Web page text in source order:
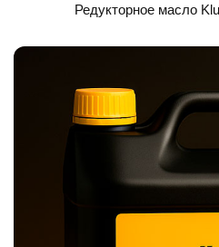
Редукторное масло